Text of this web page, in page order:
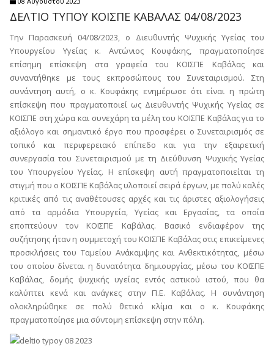
ΔΕΛΤΙΟ ΤΥΠΟΥ ΚΟΙΣΠΕ ΚΑΒΑΛΑΣ 04/08/2023
Την Παρασκευή 04/08/2023, ο Διευθυντής Ψυχικής Υγείας του
Υπουργείου Υγείας κ. Αντώνιος Κουφάκης, πραγματοποίησε
επίσημη επίσκεψη στα γραφεία του ΚΟΙΣΠΕ Καβάλας και
συναντήθηκε με τους εκπροσώπους του Συνεταιρισμού. Στη
συνάντηση αυτή, ο κ. Κουφάκης ενημέρωσε ότι είναι η πρώτη
επίσκεψη που πραγματοποιεί ως Διευθυντής Ψυχικής Υγείας σε
ΚΟΙΣΠΕ στη χώρα και συνεχάρη τα μέλη του ΚΟΙΣΠΕ Καβάλας για το
αξιόλογο και σημαντικό έργο που προσφέρει ο Συνεταιρισμός σε
τοπικό και περιφερειακό επίπεδο και για την εξαιρετική
συνεργασία του Συνεταιρισμού με τη Διεύθυνση Ψυχικής Υγείας
του Υπουργείου Υγείας. Η επίσκεψη αυτή πραγματοποιείται τη
στιγμή που ο ΚΟΙΣΠΕ Καβάλας υλοποιεί σειρά έργων, με πολύ καλές
κριτικές από τις αναθέτουσες αρχές και τις άριστες αξιολογήσεις
από τα αρμόδια Υπουργεία, Υγείας και Εργασίας, τα οποία
εποπτεύουν τον ΚΟΙΣΠΕ Καβάλας. Βασικό ενδιαφέρον της
συζήτησης ήταν η συμμετοχή του ΚΟΙΣΠΕ Καβάλας στις επικείμενες
προσκλήσεις του Ταμείου Ανάκαμψης και Ανθεκτικότητας, μέσω
του οποίου δίνεται η δυνατότητα δημιουργίας, μέσω του ΚΟΙΣΠΕ
Καβάλας, δομής ψυχικής υγείας εντός αστικού ιστού, που θα
καλύπτει κενά και ανάγκες στην Π.Ε. Καβάλας. Η συνάντηση
ολοκληρώθηκε σε πολύ θετικό κλίμα και ο κ. Κουφάκης
πραγματοποίησε μια σύντομη επίσκεψη στην πόλη.